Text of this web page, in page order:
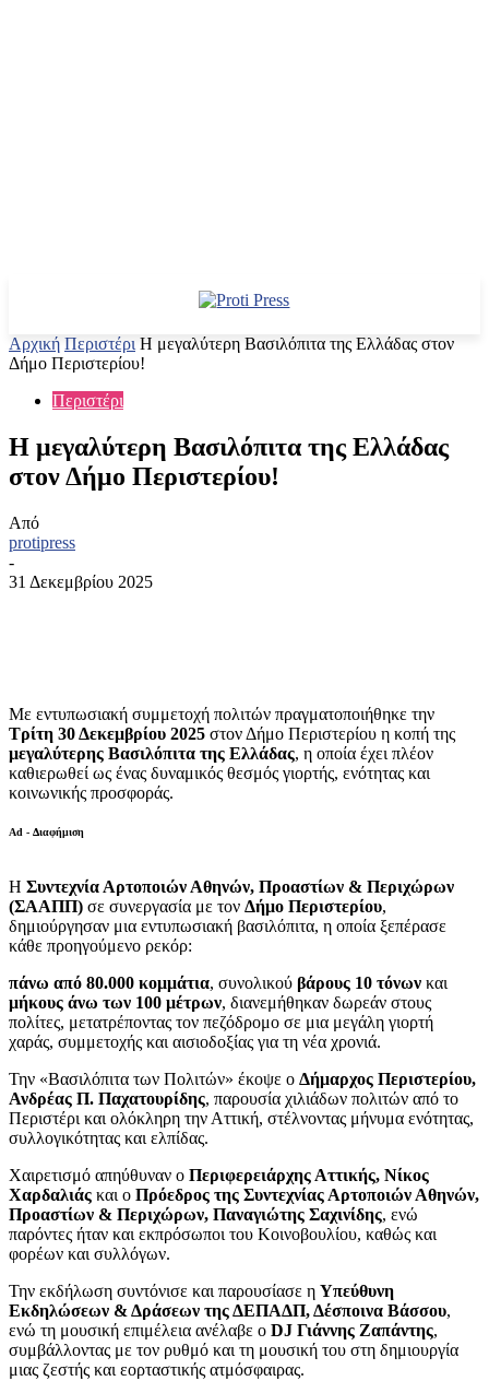
Αρχική Περιστέρι Η μεγαλύτερη Βασιλόπιτα της Ελλάδας στον
Δήμο Περιστερίου!
Περιστέρι
Η μεγαλύτερη Βασιλόπιτα της Ελλάδας
στον Δήμο Περιστερίου!
Από
protipress
-
31 Δεκεμβρίου 2025
Με εντυπωσιακή συμμετοχή πολιτών πραγματοποιήθηκε την
Τρίτη 30 Δεκεμβρίου 2025 στον Δήμο Περιστερίου η κοπή της
μεγαλύτερης Βασιλόπιτα της Ελλάδας, η οποία έχει πλέον
καθιερωθεί ως ένας δυναμικός θεσμός γιορτής, ενότητας και
κοινωνικής προσφοράς.
Ad - Διαφήμιση
Η Συντεχνία Αρτοποιών Αθηνών, Προαστίων & Περιχώρων
(ΣΑΑΠΠ) σε συνεργασία με τον Δήμο Περιστερίου,
δημιούργησαν μια εντυπωσιακή βασιλόπιτα, η οποία ξεπέρασε
κάθε προηγούμενο ρεκόρ:
πάνω από 80.000 κομμάτια, συνολικού βάρους 10 τόνων και
μήκους άνω των 100 μέτρων, διανεμήθηκαν δωρεάν στους
πολίτες, μετατρέποντας τον πεζόδρομο σε μια μεγάλη γιορτή
χαράς, συμμετοχής και αισιοδοξίας για τη νέα χρονιά.
Την «Βασιλόπιτα των Πολιτών» έκοψε ο Δήμαρχος Περιστερίου,
Ανδρέας Π. Παχατουρίδης, παρουσία χιλιάδων πολιτών από το
Περιστέρι και ολόκληρη την Αττική, στέλνοντας μήνυμα ενότητας,
συλλογικότητας και ελπίδας.
Χαιρετισμό απηύθυναν ο Περιφερειάρχης Αττικής, Νίκος
Χαρδαλιάς και ο Πρόεδρος της Συντεχνίας Αρτοποιών Αθηνών,
Προαστίων & Περιχώρων, Παναγιώτης Σαχινίδης, ενώ
παρόντες ήταν και εκπρόσωποι του Κοινοβουλίου, καθώς και
φορέων και συλλόγων.
Την εκδήλωση συντόνισε και παρουσίασε η Υπεύθυνη
Εκδηλώσεων & Δράσεων της ΔΕΠΑΔΠ, Δέσποινα Βάσσου,
ενώ τη μουσική επιμέλεια ανέλαβε ο DJ Γιάννης Ζαπάντης,
συμβάλλοντας με τον ρυθμό και τη μουσική του στη δημιουργία
μιας ζεστής και εορταστικής ατμόσφαιρας.